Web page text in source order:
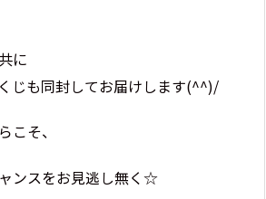
に
じも同封してお届けします(^^)/
こそ、
ンスをお見逃し無く☆